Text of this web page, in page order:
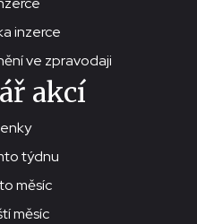
inzerce
ve zpravodaji
akcí
týdnu
měsíc
měsíc